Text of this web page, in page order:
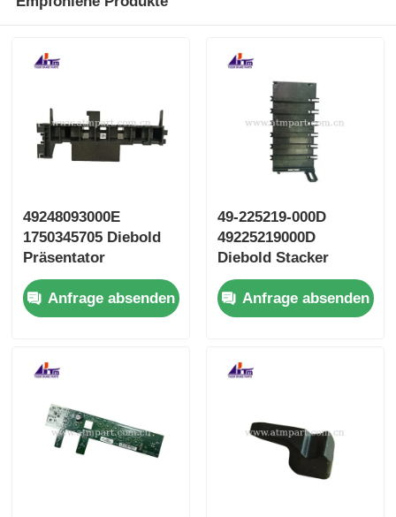
49248093000E
1750345705 Diebold
Präsentator
Schlagplatte
Geldautomaten Teile
Anfrage absenden
49-225219-000D
49225219000D
Diebold Stacker
Umleiter Tür
Geldautomaten Teile
Anfrage absenden